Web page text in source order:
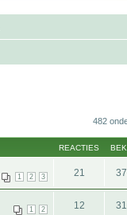
482
REACTIES
1 2 3 21
1 2 12